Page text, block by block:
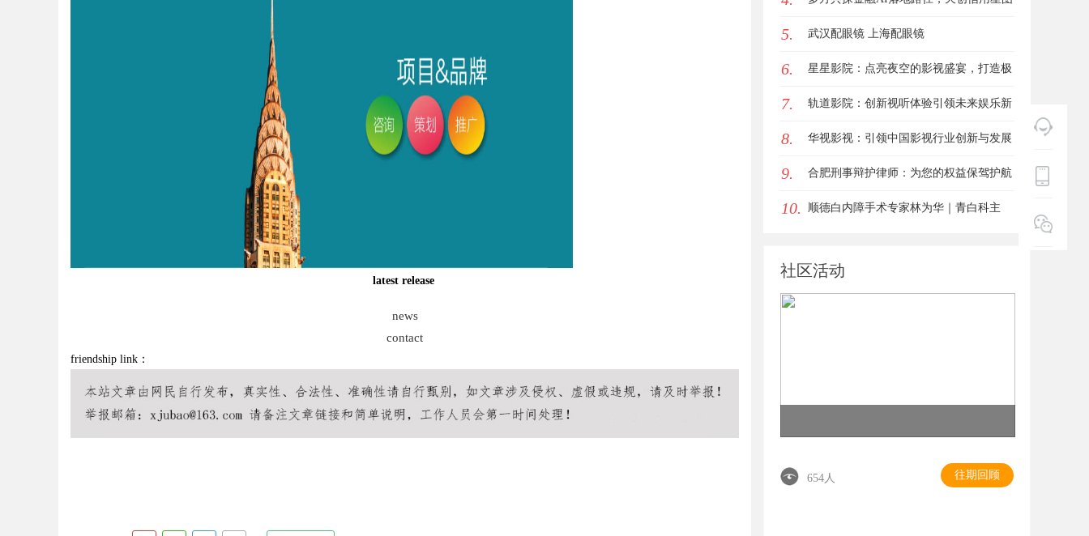
latest release
news
contact
friendship link：
AI助力产业金融智能升级
5. 武汉配眼镜 上海配眼镜
6. 星星影院：点亮夜空的影视盛宴，打造极
致观影体验
7. 轨道影院：创新视听体验引领未来娱乐新
潮流
8. 华视影视：引领中国影视行业创新与发展
的旗舰力量
9. 合肥刑事辩护律师：为您的权益保驾护航
10. 顺德白内障手术专家林为华｜青白科主
社区活动
654人 往期回顾